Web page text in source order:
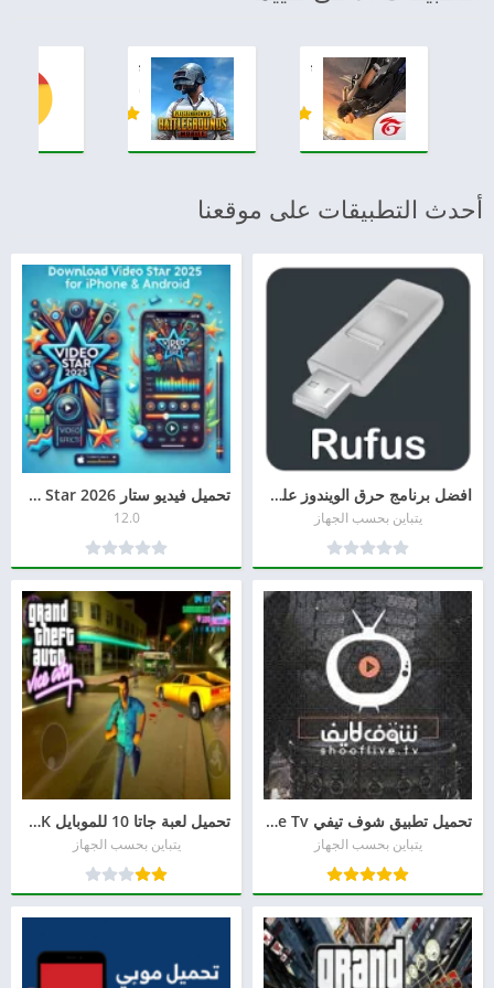
أحدث التطبيقات على موقعنا
افضل برنامج حرق الويندوز على فلاشة
يتباين بحسب الجهاز
تحميل فيديو ستار Video Star 2026 مجاناً للأيفون والأندرويد
12.0
تحميل تطبيق شوف تيفي Shooflive Tv للأندرويد
يتباين بحسب الجهاز
تحميل لعبة جاتا 10 للموبايل APK برابط مباشر 2026 | GTA 10
يتباين بحسب الجهاز